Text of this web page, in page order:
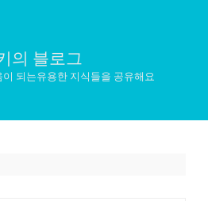
의 블로그
되는유용한 지식들을 공유해요